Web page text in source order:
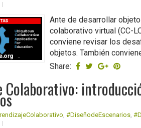
Ante de desarrollar
colaborativo virtual (CC-
conviene revisar los
objetos. También
Share:
Colaborativo:
, #DiseñodeEscenarios,